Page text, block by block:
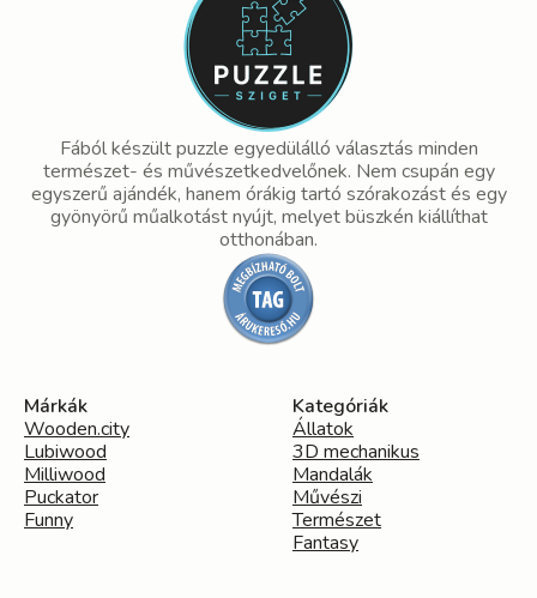
Fából készült puzzle egyedülálló választás minden
természet- és művészetkedvelőnek. Nem csupán egy
egyszerű ajándék, hanem órákig tartó szórakozást és egy
gyönyörű műalkotást nyújt, melyet büszkén kiállíthat
otthonában.
Márkák
Wooden.city
Lubiwood
Milliwood
Puckator
Funny
Kategóriák
Állatok
3D mechanikus
Mandalák
Művészi
Természet
Fantasy